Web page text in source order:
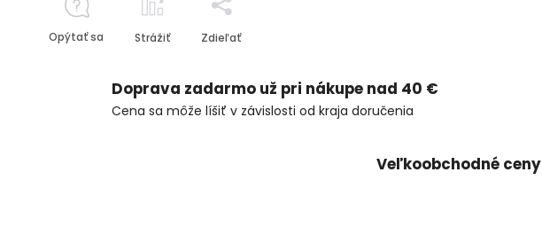
Opýtať sa Strážiť Zdieľať
Doprava zadarmo už pri nákupe nad 40 €
Cena sa môže líšiť v závislosti od kraja doručenia
Veľkoobchodné ceny